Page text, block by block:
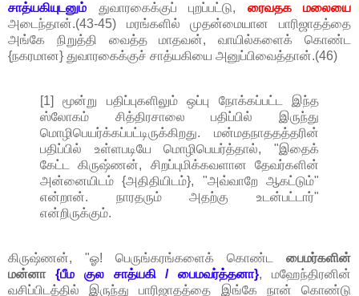
சாத்யகியுடனும் துவாரகைக்குப் புறப்பட்டு, ரைவதக மலையை
அடைந்தான்.(43-45) மரங்களில் முதன்மையான பாரிஜாதத்தை
அங்கே நிறுத்தி வைத்த மாதவன், வாயில்களைக் கொண்ட
{நகரமான} துவாரகைக்குச் சாத்யகியை அனுப்பிவைத்தான்.(46)
[1] மூன்று பதிப்புகளிலும் ஒப்பு நோக்கப்பட்ட இந்த
ஸ்லோகம் சித்திரசாலை பதிப்பில் இருந்து
மொழிபெயர்க்கப்பட்டிருக்கிறது. மன்மதநாததத்தரின்
பதிப்பில் உள்ளபடியே மொழிபெயர்த்தால், "இதைக்
கேட்ட கிருஷ்ணன், சிறப்புமிக்கவளான தேவர்களின்
அன்னையிடம் {அதிதியிடம்}, "அவ்வாறே ஆகட்டும்"
என்றான். நாரதரும் அதற்கு உடன்பட்டார்"
என்றிருக்கும்.
கிருஷ்ணன், "ஓ! பெருங்கரங்களைக் கொண்ட பைமர்களின்
மன்னா
{பீம குல சாத்யகி / பைமவர்த்தனா}, மஹேந்திரனின்
வசிப்பிடத்தில் இருந்து பாரிஜாதத்தை இங்கே நான் கொண்டு